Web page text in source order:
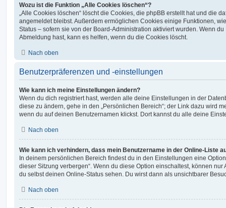
Wozu ist die Funktion „Alle Cookies löschen“?
„Alle Cookies löschen“ löscht die Cookies, die phpBB erstellt hat und die
angemeldet bleibst. Außerdem ermöglichen Cookies einige Funktionen,
Status – sofern sie von der Board-Administration aktiviert wurden. Wenn
Abmeldung hast, kann es helfen, wenn du die Cookies löscht.
Nach oben
Benutzerpräferenzen und -einstellungen
Wie kann ich meine Einstellungen ändern?
Wenn du dich registriert hast, werden alle deine Einstellungen in der
diese zu ändern, gehe in den „Persönlichen Bereich“; der Link dazu wird
wenn du auf deinen Benutzernamen klickst. Dort kannst du alle deine
Nach oben
Wie kann ich verhindern, dass mein Benutzername in der Online-Liste
In deinem persönlichen Bereich findest du in den Einstellungen eine
dieser Sitzung verbergen“. Wenn du diese Option einschaltest, können
du selbst deinen Online-Status sehen. Du wirst dann als unsichtbarer
Nach oben